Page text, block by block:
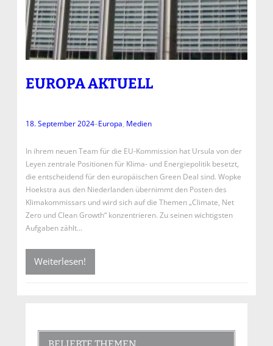
EUROPA AKTUELL
18. September 2024–Europa, Medien
In ihrem neuen Team für die EU-Kommission hat Ursula von der
Leyen zentrale Positionen für Klima- und Energiepolitik besetzt,
die entscheidend für den europäischen Green Deal sind. Wopke
Hoekstra aus den Niederlanden übernimmt den Posten des
Klimakommissars und wird sich auf die Themen „Climate, Net
Zero und Clean Growth“ konzentrieren. Zu seinen wichtigsten
Aufgaben zählt…
Weiterlesen!